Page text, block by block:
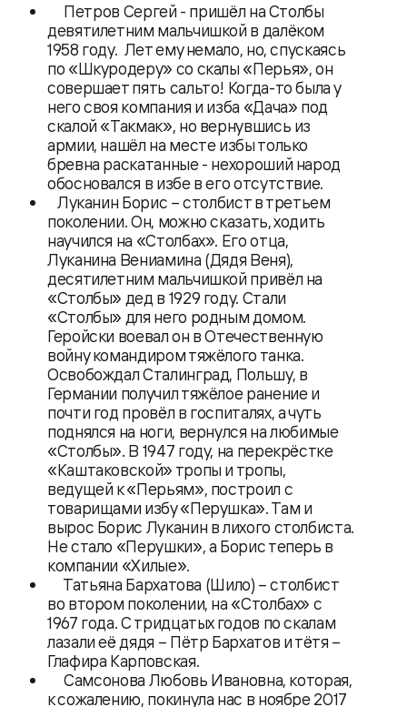
Петров Сергей - пришёл на Столбы
девятилетним мальчишкой в далёком
1958 году. Лет ему немало, но, спускаясь
по «Шкуродеру» со скалы «Перья», он
совершает пять сальто! Когда-то была у
него своя компания и изба «Дача» под
скалой «Такмак», но вернувшись из
армии, нашёл на месте избы только
бревна раскатанные - нехороший народ
обосновался в избе в его отсутствие.
Луканин Борис – столбист в третьем
поколении. Он, можно сказать, ходить
научился на «Столбах». Его отца,
Луканина Вениамина (Дядя Веня),
десятилетним мальчишкой привёл на
«Столбы» дед в 1929 году. Стали
«Столбы» для него родным домом.
Геройски воевал он в Отечественную
войну командиром тяжёлого танка.
Освобождал Сталинград, Польшу, в
Германии получил тяжёлое ранение и
почти год провёл в госпиталях, а чуть
поднялся на ноги, вернулся на любимые
«Столбы». В 1947 году, на перекрёстке
«Каштаковской» тропы и тропы,
ведущей к «Перьям», построил с
товарищами избу «Перушка». Там и
вырос Борис Луканин в лихого столбиста.
Не стало «Перушки», а Борис теперь в
компании «Хилые».
Татьяна Бархатова (Шило) – столбист
во втором поколении, на «Столбах» с
1967 года. С тридцатых годов по скалам
лазали её дядя – Пётр Бархатов и тётя –
Глафира Карповская.
Самсонова Любовь Ивановна, которая,
к сожалению, покинула нас в ноябре 2017